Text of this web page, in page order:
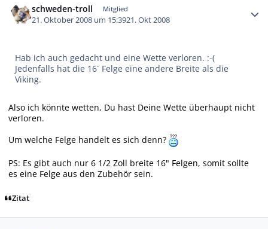
schweden-troll Mitglied
21. Oktober 2008 um 15:3921. Okt 2008
Hab ich auch gedacht und eine Wette verloren. :-(
Jedenfalls hat die 16´ Felge eine andere Breite als die
Viking.
Also ich könnte wetten, Du hast Deine Wette überhaupt nicht
verloren.
Um welche Felge handelt es sich denn?
PS: Es gibt auch nur 6 1/2 Zoll breite 16" Felgen, somit sollte
es eine Felge aus den Zubehör sein.
Zitat